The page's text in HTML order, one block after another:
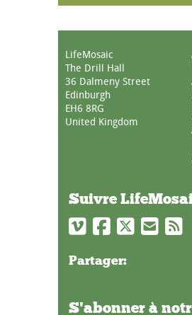
LifeMosaic
The Drill Hall
36 Dalmeny Street
Edinburgh
EH6 8RG
United Kingdom
Suivre
Partager:
S'abonner à